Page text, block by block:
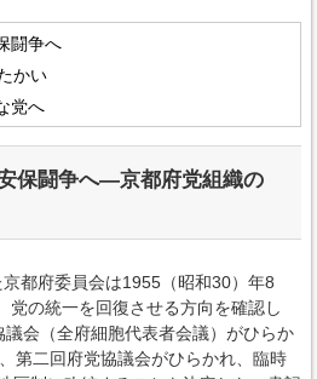
闘争へ
かい
党へ
保闘争へ―京都府党組織の
都府委員会は1955（昭和30）年8
党の統一を回復させる方向を確認し
会（全府細胞代表者会議）がひらか
第二回府党協議会がひらかれ、臨時